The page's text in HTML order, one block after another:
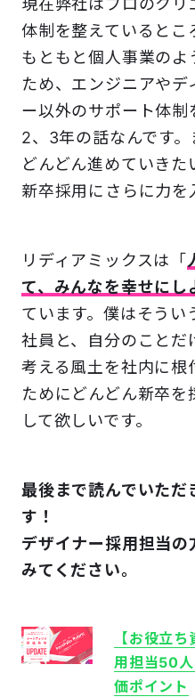
現在弊社はプロのクリ
体制を整えているとこ
もともと個人事業の
ため、エンジニアや
ー以外のサポート体制
2、3年の話なんです
どんどん進めていき
新卒採用にさらに力を
リディアミックスは「
て、みんなを幸せにし
ています。僕はそうい
社員と、自分のことだ
考える風土を社内に根
ためにどんどん新卒
して欲しいです。
最後まで読んでいただ
す！
デザイナー採用担当の
みてください。
【お役立
用担当50
価ポイント